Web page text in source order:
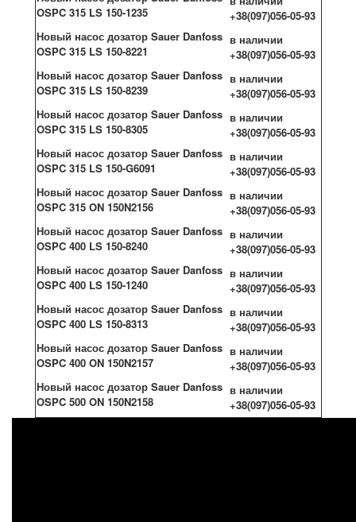
OSPC 315 LS 150-1235
+38(097)056-05-93
Новый насос дозатор Sauer Danfoss
OSPC 315 LS 150-8221
в наличии
+38(097)056-05-93
Новый насос дозатор Sauer Danfoss
OSPC 315 LS 150-8239
в наличии
+38(097)056-05-93
Новый насос дозатор Sauer Danfoss
OSPC 315 LS 150-8305
в наличии
+38(097)056-05-93
Новый насос дозатор Sauer Danfoss
OSPC 315 LS 150-G6091
в наличии
+38(097)056-05-93
Новый насос дозатор Sauer Danfoss
OSPC 315 ON 150N2156
в наличии
+38(097)056-05-93
Новый насос дозатор Sauer Danfoss
OSPC 400 LS 150-8240
в наличии
+38(097)056-05-93
Новый насос дозатор Sauer Danfoss
OSPC 400 LS 150-1240
в наличии
+38(097)056-05-93
Новый насос дозатор Sauer Danfoss
OSPC 400 LS 150-8313
в наличии
+38(097)056-05-93
Новый насос дозатор Sauer Danfoss
OSPC 400 ON 150N2157
в наличии
+38(097)056-05-93
Новый насос дозатор Sauer Danfoss
OSPC 500 ON 150N2158
в наличии
+38(097)056-05-93